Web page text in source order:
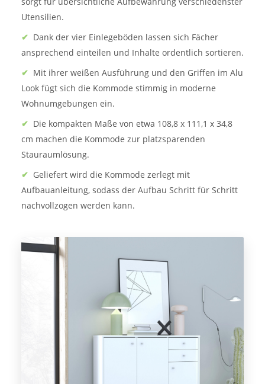
Utensilien.
✔ Dank der vier Einlegeböden lassen sich Fächer
ansprechend einteilen und Inhalte ordentlich sortieren.
✔ Mit ihrer weißen Ausführung und den Griffen im Alu
Look fügt sich die Kommode stimmig in moderne
Wohnumgebungen ein.
✔ Die kompakten Maße von etwa 108,8 x 111,1 x 34,8
cm machen die Kommode zur platzsparenden
Stauraumlösung.
✔ Geliefert wird die Kommode zerlegt mit
Aufbauanleitung, sodass der Aufbau Schritt für Schritt
nachvollzogen werden kann.